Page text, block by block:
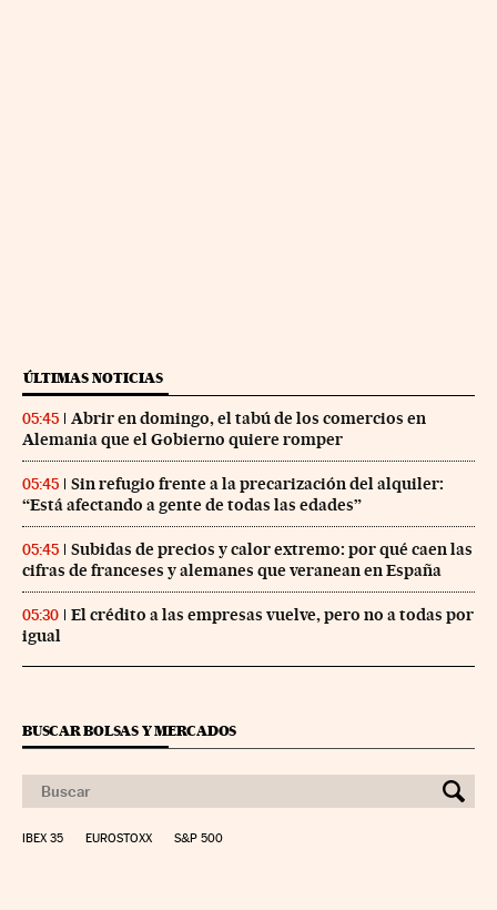
ÚLTIMAS NOTICIAS
05:45
Abrir en domingo, el tabú de los comercios en
Alemania que el Gobierno quiere romper
05:45
Sin refugio frente a la precarización del alquiler:
“Está afectando a gente de todas las edades”
05:45
Subidas de precios y calor extremo: por qué caen las
cifras de franceses y alemanes que veranean en España
05:30
El crédito a las empresas vuelve, pero no a todas por
igual
BUSCAR BOLSAS Y MERCADOS
IBEX 35 EUROSTOXX S&P 500